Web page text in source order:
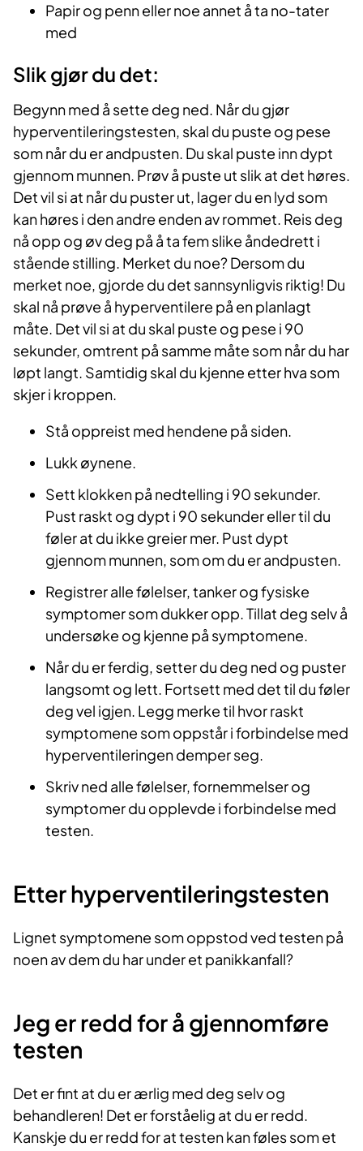
Papir og penn eller noe annet å ta no-tater
med
Slik gjør du det:
Begynn med å sette deg ned. Når du gjør
hyperventileringstesten, skal du puste og pese
som når du er andpusten. Du skal puste inn dypt
gjennom munnen. Prøv å puste ut slik at det høres.
Det vil si at når du puster ut, lager du en lyd som
kan høres i den andre enden av rommet. Reis deg
nå opp og øv deg på å ta fem slike åndedrett i
stående stilling. Merket du noe? Dersom du
merket noe, gjorde du det sannsynlig­vis riktig! Du
skal nå prøve å hyperventilere på en planlagt
måte. Det vil si at du skal puste og pese i 90
sekunder, omtrent på samme måte som når du har
løpt langt. Samtidig skal du kjenne etter hva som
skjer i kroppen.
Stå oppreist med hendene på siden.
Lukk øynene.
Sett klokken på nedtelling i 90 sekunder.
Pust raskt og dypt i 90 sekunder eller til du
føler at du ikke greier mer. Pust dypt
gjennom munnen, som om du er andpusten.
Registrer alle følelser, tanker og fysiske
symptomer som dukker opp. Tillat deg selv å
undersøke og kjenne på symp­tomene.
Når du er ferdig, setter du deg ned og puster
langsomt og lett. Fortsett med det til du føler
deg vel igjen. Legg merke til hvor raskt
symptomene som oppstår i forbindelse med
hyperventi­leringen demper seg.
Skriv ned alle følelser, fornemmelser og
symptomer du opplevde i forbin­delse med
testen.
Etter hyperventileringstesten
Lignet symptomene som oppstod ved testen på
noen av dem du har under et panikkanfall?
Jeg er redd for å gjennomføre
testen
Det er fint at du er ærlig med deg selv og
behandleren! Det er forståelig at du er redd.
Kanskje du er redd for at testen kan føles som et